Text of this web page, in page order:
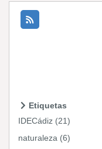
Etiquetas
IDECádiz (21)
naturaleza (6)